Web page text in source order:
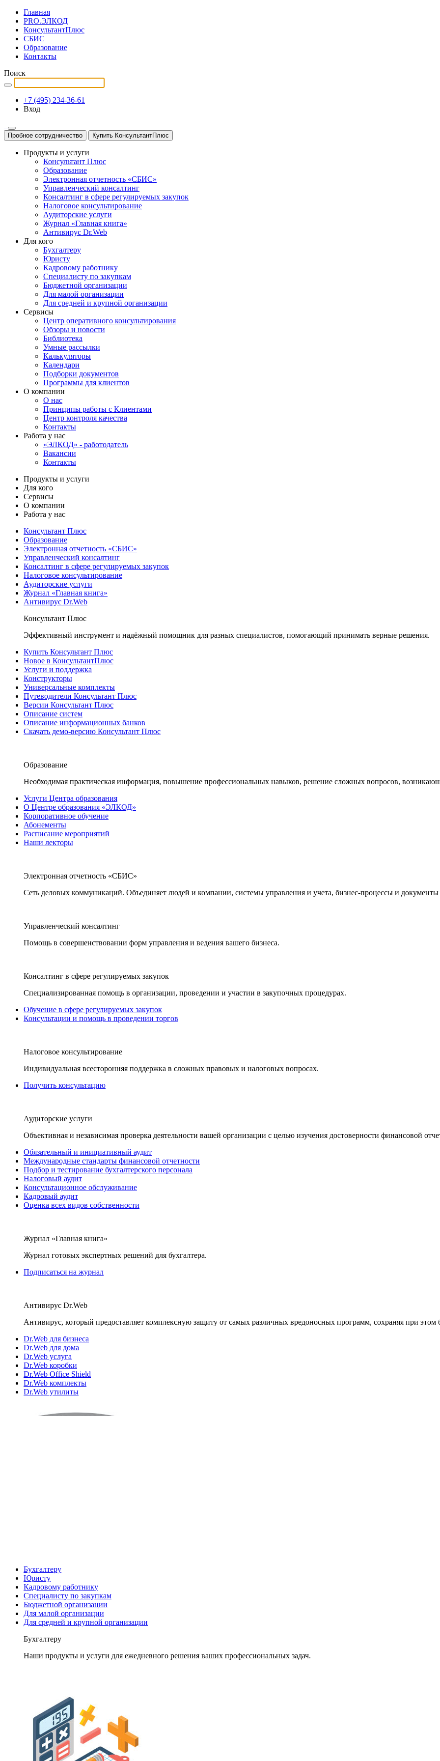
Главная
PRO.ЭЛКОД
КонсультантПлюс
СБИС
Образование
Контакты
Поиск
+7 (495) 234-36-61
Вход
Пробное сотрудничество Купить КонсультантПлюс
Продукты и услуги
Консультант Плюс
Образование
Электронная отчетность «СБИС»
Управленческий консалтинг
Консалтинг в сфере регулируемых закупок
Налоговое консультирование
Аудиторские услуги
Журнал «Главная книга»
Антивирус Dr.Web
Для кого
Бухгалтеру
Юристу
Кадровому работнику
Специалисту по закупкам
Бюджетной организации
Для малой организации
Для средней и крупной организации
Сервисы
Центр оперативного консультирования
Обзоры и новости
Библиотека
Умные рассылки
Калькуляторы
Календари
Подборки документов
Программы для клиентов
О компании
О нас
Принципы работы с Клиентами
Центр контроля качества
Контакты
Работа у нас
«ЭЛКОД» - работодатель
Вакансии
Контакты
Продукты и услуги
Для кого
Сервисы
О компании
Работа у нас
Консультант Плюс
Образование
Электронная отчетность «СБИС»
Управленческий консалтинг
Консалтинг в сфере регулируемых закупок
Налоговое консультирование
Аудиторские услуги
Журнал «Главная книга»
Антивирус Dr.Web
Консультант Плюс
Эффективный инструмент и надёжный помощник для разных специалистов, помогающий принимать верные решения.
Купить Консультант Плюс
Новое в КонсультантПлюс
Услуги и поддержка
Конструкторы
Универсальные комплекты
Путеводители Консультант Плюс
Версии Консультант Плюс
Описание систем
Описание информационных банков
Скачать демо-версию Консультант Плюс
Образование
Необходимая практическая информация, повышение профессиональных навыков, решение сложных вопросов,
Услуги Центра образования
О Центре образования «ЭЛКОД»
Корпоративное обучение
Абонементы
Расписание мероприятий
Наши лекторы
Электронная отчетность «СБИС»
Сеть деловых коммуникаций. Объединяет людей и компании, системы управления и учета, бизнес-процессы и документы
Управленческий консалтинг
Помощь в совершенствовании форм управления и ведения вашего бизнеса.
Консалтинг в сфере регулируемых закупок
Специализированная помощь в организации, проведении и участии в закупочных процедурах.
Обучение в сфере регулируемых закупок
Консультации и помощь в проведении торгов
Налоговое консультирование
Индивидуальная всесторонняя поддержка в сложных правовых и налоговых вопросах.
Получить консультацию
Аудиторские услуги
Объективная и независимая проверка деятельности вашей организации с целью изучения достоверности финансовой
Обязательный и инициативный аудит
Международные стандарты финансовой отчетности
Подбор и тестирование бухгалтерского персонала
Налоговый аудит
Консультационное обслуживание
Кадровый аудит
Оценка всех видов собственности
Журнал «Главная книга»
Журнал готовых экспертных решений для бухгалтера.
Подписаться на журнал
Антивирус Dr.Web
Антивирус, который предоставляет комплексную защиту от самых различных вредоносных программ, сохраняя при этом
Dr.Web для бизнеса
Dr.Web для дома
Dr.Web услуга
Dr.Web коробки
Dr.Web Office Shield
Dr.Web комплекты
Dr.Web утилиты
Бухгалтеру
Юристу
Кадровому работнику
Специалисту по закупкам
Бюджетной организации
Для малой организации
Для средней и крупной организации
Бухгалтеру
Наши продукты и услуги для ежедневного решения ваших профессиональных задач.